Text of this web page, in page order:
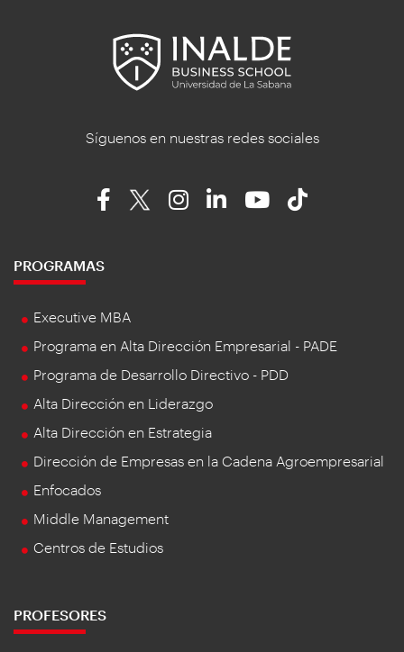
Síguenos en nuestras redes sociales
PROGRAMAS
Executive MBA
Programa en Alta Dirección Empresarial - PADE
Programa de Desarrollo Directivo - PDD
Alta Dirección en Liderazgo
Alta Dirección en Estrategia
Dirección de Empresas en la Cadena Agroempresarial
Enfocados
Middle Management
Centros de Estudios
PROFESORES